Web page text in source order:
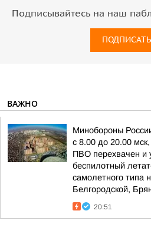
Подписывайтесь на наш
ВАЖНО
Минобороны
с 8.00 до 20.00
ПВО перехвачен и
беспилотный
самолетного типа
Белгородской,
20:51